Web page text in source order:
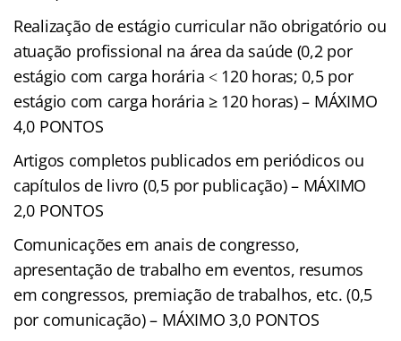
Realização de estágio curricular não obrigatório ou
atuação profissional na área da saúde (0,2 por
estágio com carga horária ˂ 120 horas; 0,5 por
estágio com carga horária ≥ 120 horas) – MÁXIMO
4,0 PONTOS
Artigos completos publicados em periódicos ou
capítulos de livro (0,5 por publicação) – MÁXIMO
2,0 PONTOS
Comunicações em anais de congresso,
apresentação de trabalho em eventos, resumos
em congressos, premiação de trabalhos, etc. (0,5
por comunicação) – MÁXIMO 3,0 PONTOS